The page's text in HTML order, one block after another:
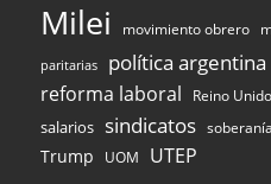
Milei movimiento obrero
paritarias política argentina
reforma laboral Reino Unido
salarios sindicatos
Trump UOM UTEP